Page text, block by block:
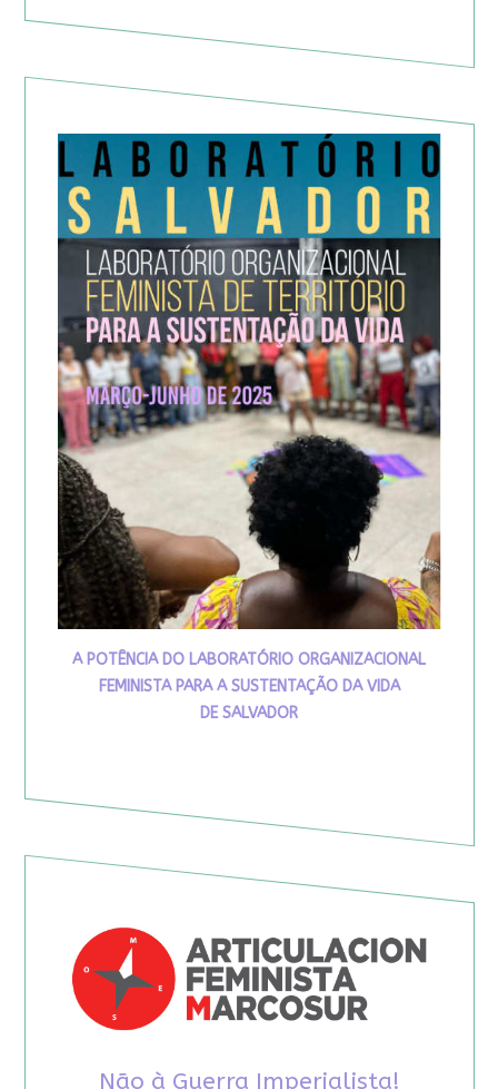
A POTÊNCIA DO LABORATÓRIO ORGANIZACIONAL
FEMINISTA PARA A SUSTENTAÇÃO DA VIDA
DE SALVADOR
Não à Guerra Imperialista!